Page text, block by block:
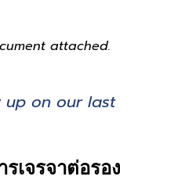
attached.
up on our last
เจรจาต่อรอง